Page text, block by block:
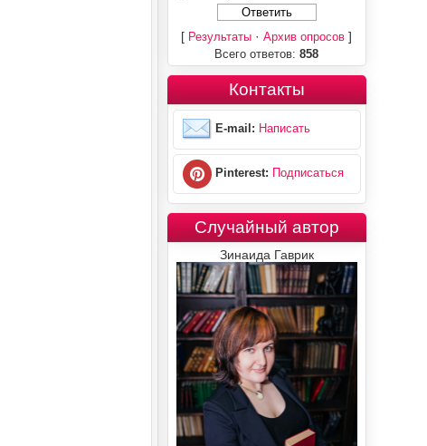
[ Результаты ·Архив опросов ]
Всего ответов:858
Контакты
E-mail: Написать
Pinterest: Подписаться
Случайный автор
Зинаида Гаврик